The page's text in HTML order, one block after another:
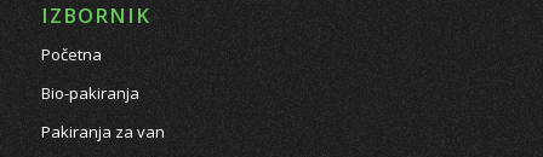
IZBORNIK
Početna
Bio-pakiranja
Pakiranja za van